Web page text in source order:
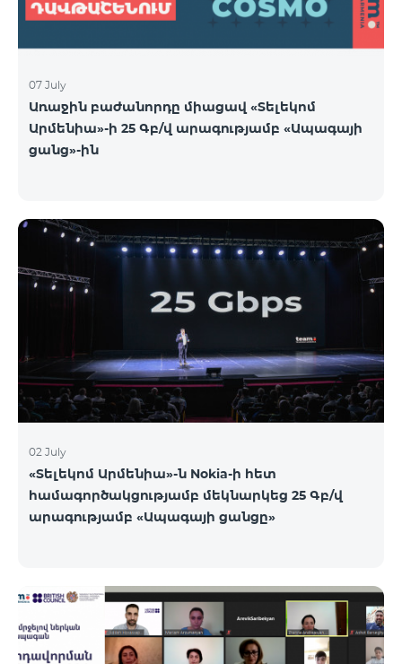
07 July
Առաջին բաժանորդը միացավ «Տելեկոմ
Արմենիա»-ի 25 Գբ/վ արագությամբ «Ապագայի
ցանց»-ին
02 July
«Տելեկոմ Արմենիա»-ն Nokia-ի հետ
համագործակցությամբ մեկնարկեց 25 Գբ/վ
արագությամբ «Ապագայի ցանցը»